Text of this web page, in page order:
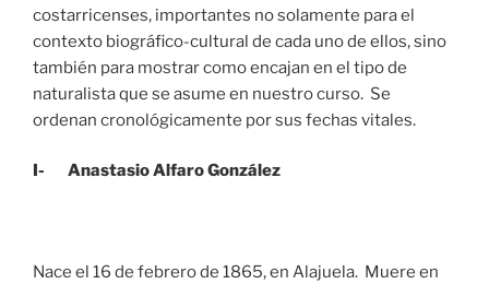
costarricenses, importantes no solamente para el
contexto biográfico-cultural de cada uno de ellos, sino
también para mostrar como encajan en el tipo de
naturalista que se asume en nuestro curso. Se
ordenan cronológicamente por sus fechas vitales.
I- Anastasio Alfaro González
Nace el 16 de febrero de 1865, en Alajuela. Muere en